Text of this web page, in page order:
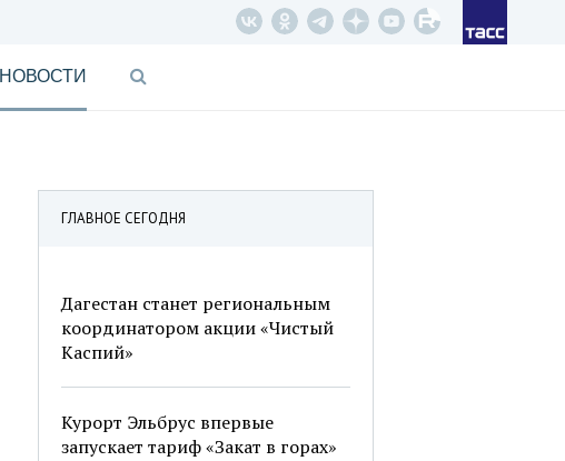
НОВОСТИ
ГЛАВНОЕ СЕГОДНЯ
Дагестан станет региональным
координатором акции «Чистый
Каспий»
Курорт Эльбрус впервые
запускает тариф «Закат в горах»